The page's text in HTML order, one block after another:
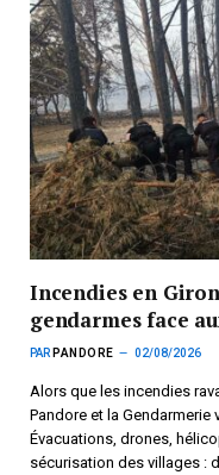
Incendies en
gendarmes face
PAR PANDORE 02/08/2026
Alors que les incendies
Pandore et la Gendarmerie
Évacuations, drones,
sécurisation des villages :